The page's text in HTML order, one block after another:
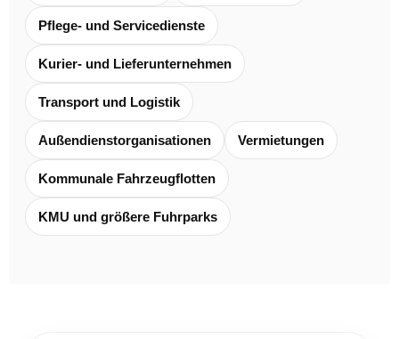
Pflege- und Servicedienste
Kurier- und Lieferunternehmen
Transport und Logistik
Außendienstorganisationen Vermietungen
Kommunale Fahrzeugflotten
KMU und größere Fuhrparks